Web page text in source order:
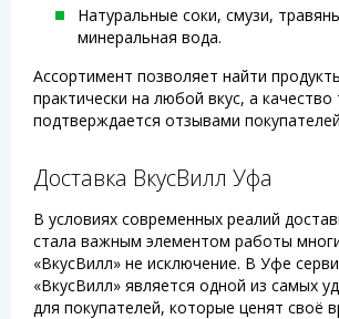
Натуральные соки, смузи,
минеральная вода.
Ассортимент позволяет найти
практически на любой вкус, а качество
подтверждается отзывами
Доставка ВкусВилл Уфа
В условиях современных реалий
стала важным элементом работы
«ВкусВилл» не исключение. В Уфе
«ВкусВилл» является одной из самых
для покупателей, которые ценят своё